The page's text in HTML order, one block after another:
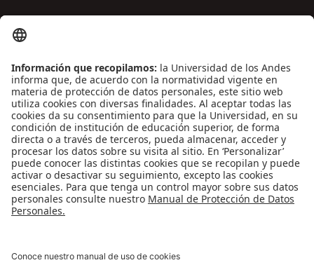
Contáctenos
Biblioguías
Preguntas frecuentes
Capacitación
Directrices
Entretenimiento
Compra de libros y material audiovisual